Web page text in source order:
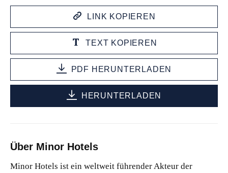
LINK KOPIEREN
TEXT KOPIEREN
PDF HERUNTERLADEN
HERUNTERLADEN
Über Minor Hotels
Minor Hotels ist ein weltweit führender Akteur der